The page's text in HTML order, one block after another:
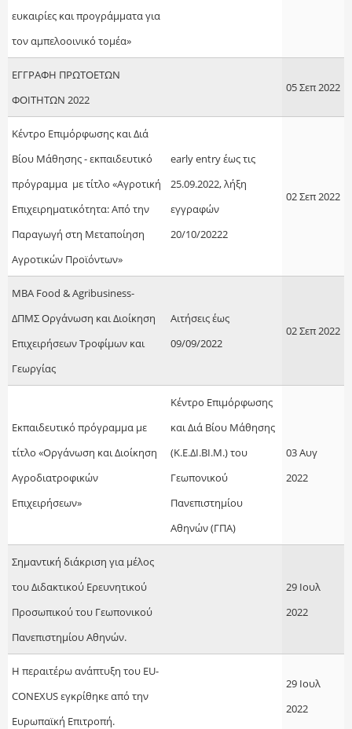
ευκαιρίες και προγράμματα για
τον αμπελοοινικό τομέα»
ΕΓΓΡΑΦΗ ΠΡΩΤΟΕΤΩΝ
ΦΟΙΤΗΤΩΝ 2022
05 Σεπ 2022
Κέντρο Επιμόρφωσης και Διά
Βίου Μάθησης - εκπαιδευτικό
πρόγραμμα με τίτλο «Αγροτική
Επιχειρηματικότητα: Από την
Παραγωγή στη Μεταποίηση
Αγροτικών Προϊόντων»
early entry έως τις
25.09.2022, λήξη
εγγραφών
20/10/20222
02 Σεπ 2022
MBA Food & Agribusiness-
ΔΠΜΣ Οργάνωση και Διοίκηση
Επιχειρήσεων Τροφίμων και
Γεωργίας
Αιτήσεις έως
09/09/2022
02 Σεπ 2022
Εκπαιδευτικό πρόγραμμα με
τίτλο «Οργάνωση και Διοίκηση
Αγροδιατροφικών
Επιχειρήσεων»
Κέντρο Επιμόρφωσης
και Διά Βίου Μάθησης
(Κ.Ε.ΔΙ.ΒΙ.Μ.) του
Γεωπονικού
Πανεπιστημίου
Αθηνών (ΓΠΑ)
03 Αυγ
2022
Σημαντική διάκριση για μέλος
του Διδακτικού Ερευνητικού
Προσωπικού του Γεωπονικού
Πανεπιστημίου Αθηνών.
29 Ιουλ
2022
Η περαιτέρω ανάπτυξη του EU-
CONEXUS εγκρίθηκε από την
Ευρωπαϊκή Επιτροπή.
29 Ιουλ
2022